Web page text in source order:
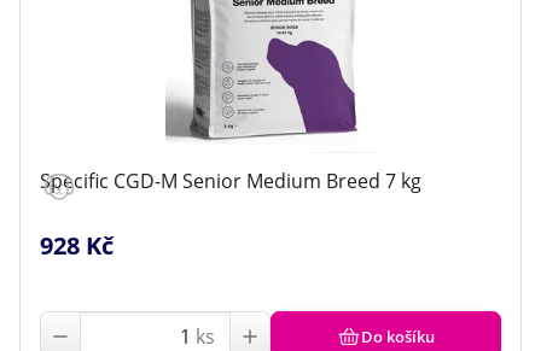
Specific CGD-M Senior Medium Breed 7 kg
928 Kč
ks Do košíku